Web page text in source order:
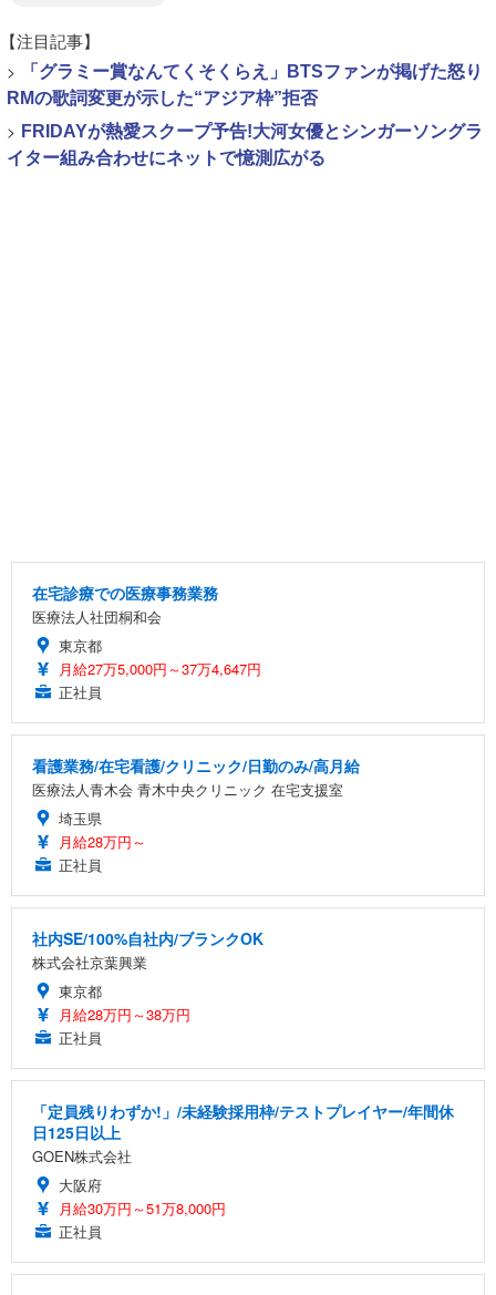
【注目記事】
>
「グラミー賞なんてくそくらえ」BTSファンが掲げた怒り
RMの歌詞変更が示した“アジア枠”拒否
> FRIDAYが熱愛スクープ予告!大河女優とシンガーソングラ
イター組み合わせにネットで憶測広がる
在宅診療での医療事務業務
医療法人社団桐和会
東京都
月給27万5,000円～37万4,647円
正社員
看護業務/在宅看護/クリニック/日勤のみ/高月給
医療法人青木会 青木中央クリニック 在宅支援室
埼玉県
月給28万円～
正社員
社内SE/100%自社内/ブランクOK
株式会社京葉興業
東京都
月給28万円～38万円
正社員
「定員残りわずか!」/未経験採用枠/テストプレイヤー/年間休
日125日以上
GOEN株式会社
大阪府
月給30万円～51万8,000円
正社員